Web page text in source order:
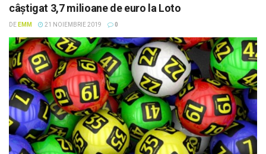
câștigat 3,7 milioane de euro la Loto
DE EMM 21 NOIEMBRIE 2019 0